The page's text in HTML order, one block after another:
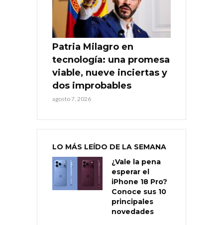
Patria Milagro en
tecnología: una promesa
viable, nueve inciertas y
dos improbables
agosto 7, 2026
LO MÁS LEÍDO DE LA SEMANA
¿Vale la pena
esperar el
iPhone 18 Pro?
Conoce sus 10
principales
novedades